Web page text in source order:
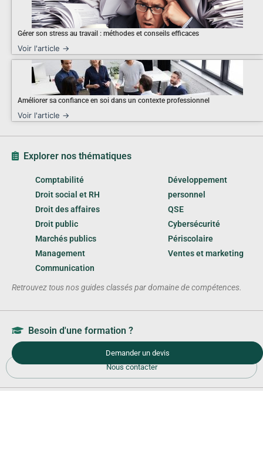
Gérer son stress au travail : méthodes et conseils efficaces
Voir l'article →
Améliorer sa confiance en soi dans un contexte professionnel
Voir l'article →
Explorer nos thématiques
Comptabilité
Droit social et RH
Droit des affaires
Droit public
Marchés publics
Management
Communication
Développement
personnel
QSE
Cybersécurité
Périscolaire
Ventes et marketing
Retrouvez tous nos guides classés par domaine de compétences.
Besoin d'une formation ?
Demander un devis
Nous contacter